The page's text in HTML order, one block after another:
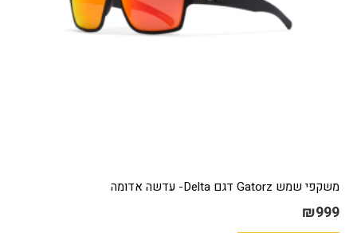
משקפי שמש Gatorz דגם Delta- עדשה אדומה
₪999